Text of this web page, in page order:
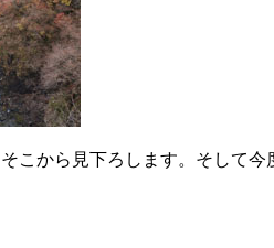
こから見下ろします。そして今